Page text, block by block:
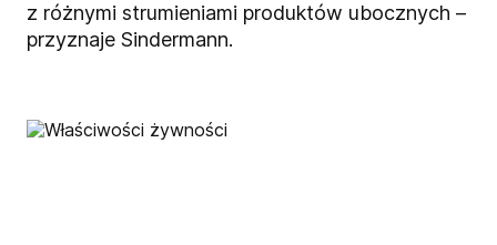
z różnymi strumieniami produktów ubocznych –
przyznaje Sindermann.